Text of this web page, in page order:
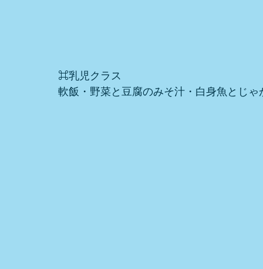
⌘乳児クラス
軟飯・野菜と豆腐のみそ汁・白身魚とじゃ